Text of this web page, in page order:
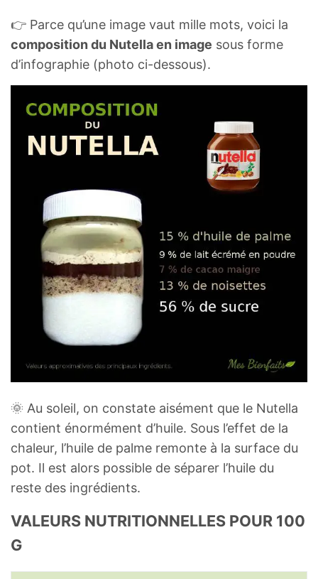
👉 Parce qu’une image vaut mille mots, voici la
composition du Nutella en image sous forme
d’infographie (photo ci-dessous).
🌞 Au soleil, on constate aisément que le Nutella
contient énormément d’huile. Sous l’effet de la
chaleur, l’huile de palme remonte à la surface du
pot. Il est alors possible de séparer l’huile du
reste des ingrédients.
VALEURS NUTRITIONNELLES POUR 100
G